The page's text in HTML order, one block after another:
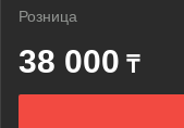
Розница
38 000 ₸